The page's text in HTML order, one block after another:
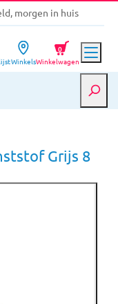
morgen in huis
€39,-
morgen in huis
WinkelsWinkelwagen
0
Grijs 8